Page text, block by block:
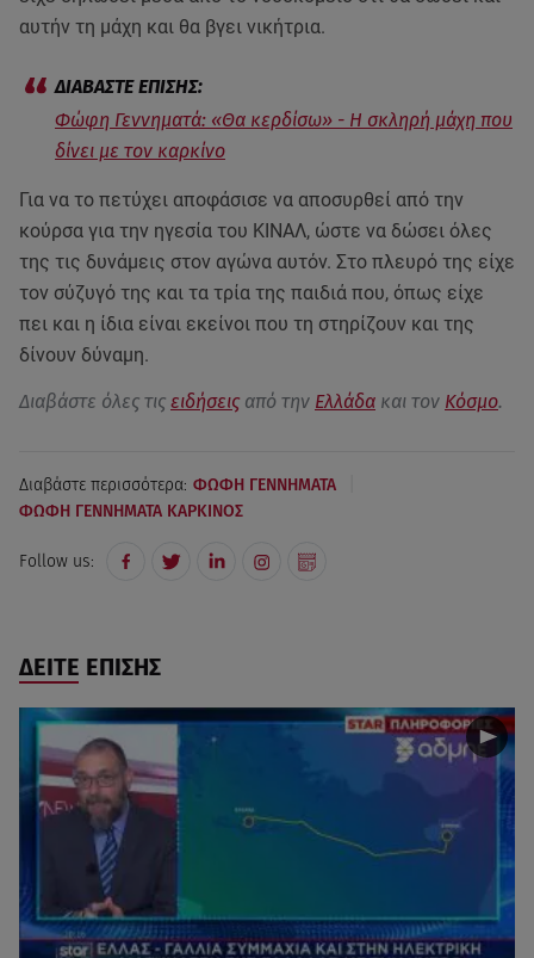
αυτήν τη μάχη και θα βγει νικήτρια.
Φώφη Γεννηματά: «Θα κερδίσω» - Η σκληρή μάχη που
δίνει με τον καρκίνο
Για να το πετύχει αποφάσισε να αποσυρθεί από την
κούρσα για την ηγεσία του ΚΙΝΑΛ, ώστε να δώσει όλες
της τις δυνάμεις στον αγώνα αυτόν. Στο πλευρό της είχε
τον σύζυγό της και τα τρία της παιδιά που, όπως είχε
πει και η ίδια είναι εκείνοι που τη στηρίζουν και της
δίνουν δύναμη.
Διαβάστε όλες τις ειδήσεις από την Ελλάδα και τον Κόσμο.
Διαβάστε περισσότερα: ΦΩΦΗ ΓΕΝΝΗΜΑΤΑ
ΦΩΦΗ ΓΕΝΝΗΜΑΤΑ ΚΑΡΚΙΝΟΣ
Follow us:
ΔΕΙΤΕ ΕΠΙΣΗΣ